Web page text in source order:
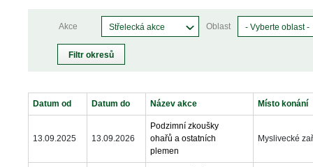
Akce Střelecká akce Oblast - Vyberte oblast -
Filtr okresů
Datum od Datum do Název akce Místo konání
13.09.2025 13.09.2026
Podzimní zkoušky
ohařů a ostatních
plemen
Myslivecké